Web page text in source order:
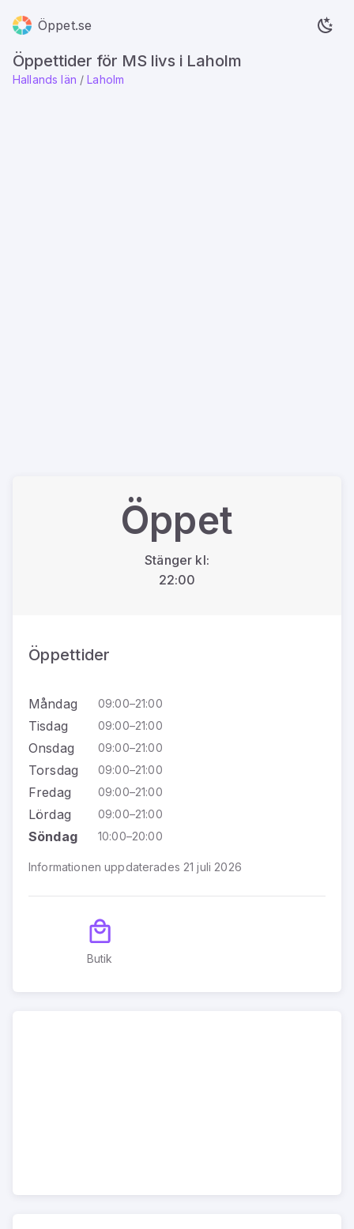
Öppet.se
Öppettider för MS livs i Laholm
Hallands län / Laholm
Öppet
Stänger kl:
22:00
Öppettider
Måndag 09:00–21:00
Tisdag 09:00–21:00
Onsdag 09:00–21:00
Torsdag 09:00–21:00
Fredag 09:00–21:00
Lördag 09:00–21:00
Söndag 10:00–20:00
Informationen uppdaterades 21 juli 2026
Butik